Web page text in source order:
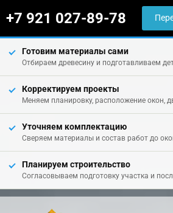
+7 921 027-89-78
Готовим материалы сами
Отбираем древесину и подготавливаем
Корректируем проекты
Меняем планировку, расположение окон,
Уточняем комплектацию
Сверяем материалы и состав работ до
Планируем строительство
Согласовываем подготовку участка и